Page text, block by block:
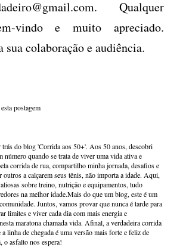
Qualquer
vindo e muito apreciado.
sua colaboração e audiência.
postagem
do blog 'Corrida aos 50+'. Aos 50 anos, descobri
número quando se trata de viver uma vida ativa e
corrida de rua, compartilho minha jornada, desafios e
outros a calçarem seus tênis, não importa a idade. Aqui,
sobre treino, nutrição e equipamentos, tudo
na melhor idade.Mais do que um blog, este é um
Juntos, vamos provar que nunca é tarde para
limites e viver cada dia com mais energia e
maratona chamada vida. Afinal, a verdadeira corrida
linha de chegada é uma versão mais forte e feliz de
o asfalto nos espera!